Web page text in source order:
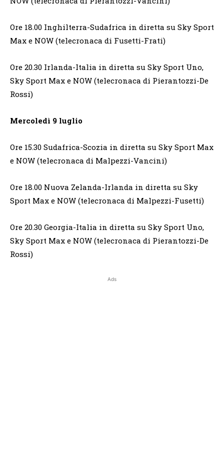
Ore 18.00 Inghilterra-Sudafrica in diretta su Sky Sport
Max e NOW (telecronaca di Fusetti-Frati)
Ore 20.30 Irlanda-Italia in diretta su Sky Sport Uno,
Sky Sport Max e NOW (telecronaca di Pierantozzi-De
Rossi)
Mercoledì 9 luglio
Ore 15.30 Sudafrica-Scozia in diretta su Sky Sport Max
e NOW (telecronaca di Malpezzi-Vancini)
Ore 18.00 Nuova Zelanda-Irlanda in diretta su Sky
Sport Max e NOW (telecronaca di Malpezzi-Fusetti)
Ore 20.30 Georgia-Italia in diretta su Sky Sport Uno,
Sky Sport Max e NOW (telecronaca di Pierantozzi-De
Rossi)
Ads